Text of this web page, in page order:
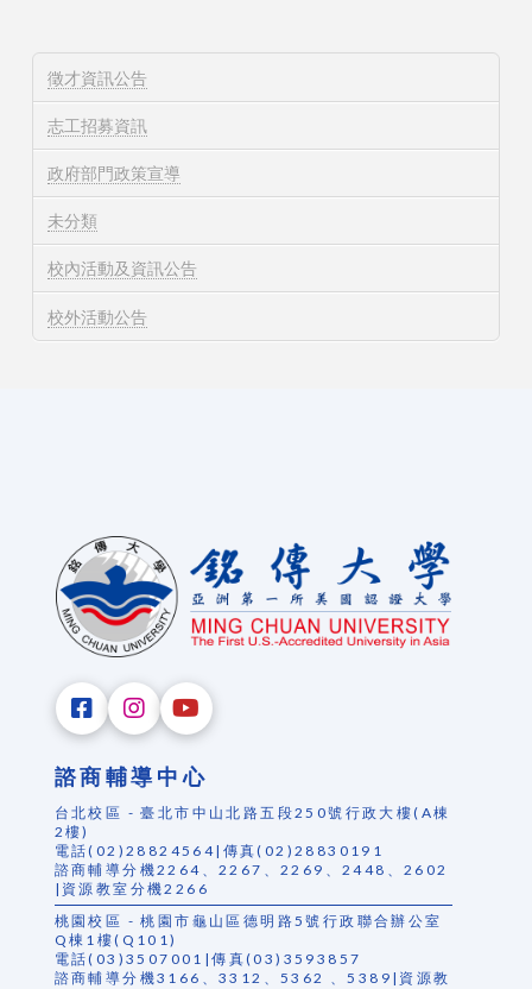
徵才資訊公告
志工招募資訊
政府部門政策宣導
未分類
校內活動及資訊公告
校外活動公告
諮商輔導中心
台北校區 - 臺北市中山北路五段250號行政大樓(A棟
2樓)
電話(02)28824564|傳真(02)28830191
諮商輔導分機2264、2267、2269、2448、2602
|資源教室分機2266
桃園校區 - 桃園市龜山區德明路5號行政聯合辦公室
Q棟1樓(Q101)
電話(03)3507001|傳真(03)3593857
諮商輔導分機3166、3312、5362 、5389|資源教